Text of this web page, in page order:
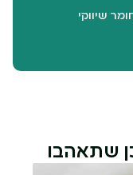
שיווקי
שתאהבו